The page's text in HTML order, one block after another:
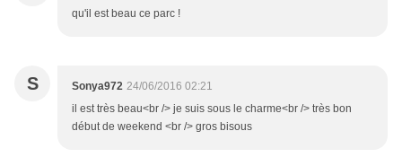
qu'il est beau ce parc !
S Sonya972 24/06/2016 02:21
il est très beau<br /> je suis sous le charme<br /> très bon
début de weekend <br /> gros bisous